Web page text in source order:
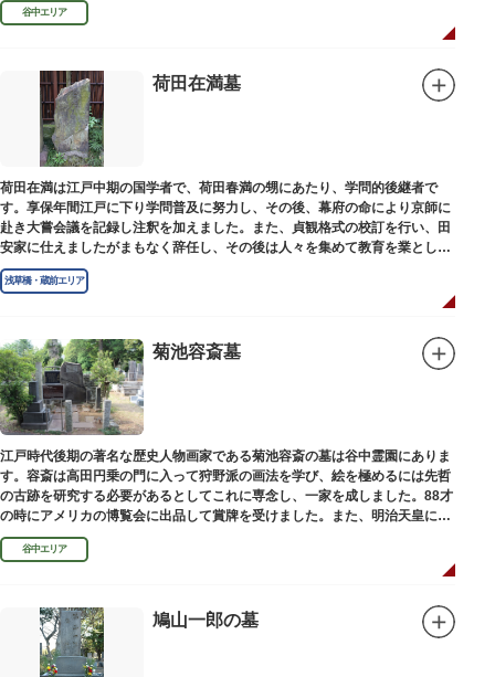
て活躍しました。
谷中エリア
荷田在満墓
荷田在満は江戸中期の国学者で、荷田春満の甥にあたり、学問的後継者で
す。享保年間江戸に下り学問普及に努力し、その後、幕府の命により京師に
赴き大嘗会議を記録し注釈を加えました。また、貞観格式の校訂を行い、田
安家に仕えましたがまもなく辞任し、その後は人々を集めて教育を業としま
した。お墓は金竜寺（きんりゅうじ）境内にあります。
浅草橋・蔵前エリア
菊池容斎墓
江戸時代後期の著名な歴史人物画家である菊池容斎の墓は谷中霊園にありま
す。容斎は高田円乗の門に入って狩野派の画法を学び、絵を極めるには先哲
の古跡を研究する必要があるとしてこれに専念し、一家を成しました。88才
の時にアメリカの博覧会に出品して賞牌を受けました。また、明治天皇に
「日本画史」の称を賜りました。
谷中エリア
鳩山一郎の墓